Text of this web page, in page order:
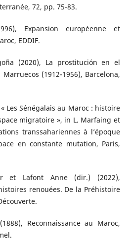
72, pp. 75-83.
Expansion européenne et
EDDIF.
(2020), La prostitución en el
(1912-1956), Barcelona,
Les Sénégalais au Maroc : histoire
migratoire », in L. Marfaing et
transsahariennes à l’époque
en constante mutation, Paris,
et Lafont Anne (dir.) (2022),
renouées. De la Préhistoire
Reconnaissance au Maroc,